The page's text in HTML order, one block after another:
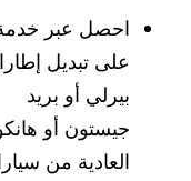
احصل عبر خدمة
على تبديل
بيرلي أو بريد
جيستون أو
العادية من